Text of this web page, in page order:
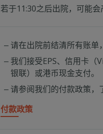
若于11:30之后出院，可能会
请在出院前结清所有账单
我们接受EPS、信用卡（
银联）或港币现金支付。
请参阅我们的付款政策，
付款政策